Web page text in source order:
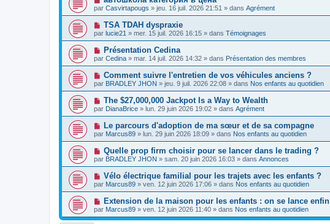
a
g
e
e
s
s
g
e
e
a
u
m
e
s
s
a
g
e
o
u
v
a
u
m
e
s
s
a
g
e
par Casvirtapougs » jeu. 16 juil. 2026 21:51 » dans Agrément
N
o
u
v
e
a
u
m
e
s
s
g
e
TSA TDAH dyspraxie
par lucie21 » mer. 15 juil. 2026 16:15 » dans Témoignages
N
o
u
e
a
u
m
e
s
s
a
g
e
Présentation Cedina
par Cedina » mar. 14 juil. 2026 14:32 » dans Présentation des membres
N
o
u
v
a
u
e
s
s
a
g
e
Comment suivre l'entretien de vos véhicules anciens ?
par BRADLEY JHON » jeu. 9 juil. 2026 22:08 » dans Nos enfants au quotidien
N
o
u
v
e
a
u
m
e
s
s
g
e
The $27,000,000 Jackpot Is a Way to Wealth
par DianaBrice » lun. 29 juin 2026 19:02 » dans Agrément
N
o
u
e
a
u
m
e
s
s
a
g
e
Le parcours d'adoption de ma sœur et de sa compagne
par Marcus89 » lun. 29 juin 2026 18:09 » dans Nos enfants au quotidien
N
o
u
v
a
u
m
e
s
Quelle prop firm choisir pour se lancer dans le trading ?
par BRADLEY JHON » sam. 20 juin 2026 16:03 » dans Annonces
N
o
u
v
e
a
u
Vélo électrique familial pour les trajets avec les enfants ?
par Marcus89 » ven. 12 juin 2026 17:06 » dans Nos enfants au quotidien
N
o
u
v
Extension de la maison pour les enfants : on se lance enfin
par Marcus89 » ven. 12 juin 2026 11:40 » dans Nos enfants au quotidien